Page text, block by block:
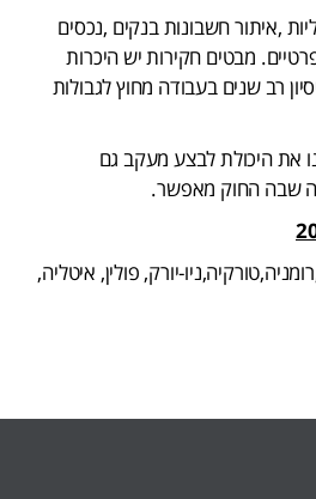
,איתור חשבונות בנקים ,נכסים
מבטים חקירות יש היכרות
רב שנים בעבודה מחוץ לגבולות
את היכולת לבצע מעקב גם
שבה החוק מאפשר.
יורק, פולין, איטליה,